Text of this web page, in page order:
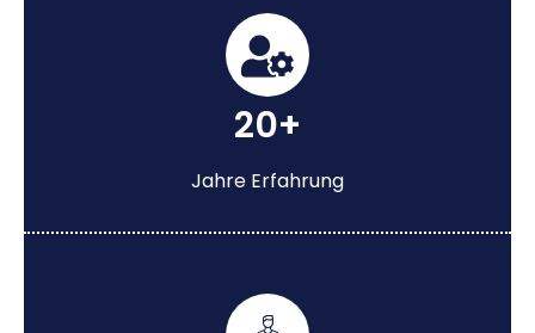
20+
Jahre Erfahrung